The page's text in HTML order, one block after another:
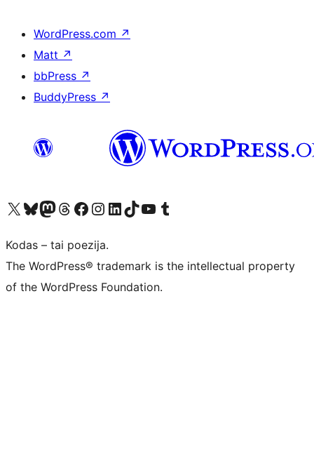
WordPress.com ↗
Matt ↗
bbPress ↗
BuddyPress ↗
Visit our X (formerly Twitter) account
Apsilankykite mūsų Bluesky paskyroje
Visit our Mastodon account
Apsilankykite mūsų Threads paskyroje
Visit our Facebook page
Visit our Instagram account
Visit our LinkedIn account
Apsilankykite mūsų TikTok paskyroje
Visit our YouTube channel
Apsilankykite mūsų Tumblr paskyroje
Kodas – tai poezija.
The WordPress® trademark is the intellectual property
of the WordPress Foundation.